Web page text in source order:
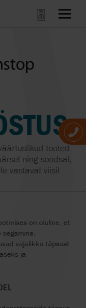
tooted
ning soodsal,
vastaval viisil.
on oluline, et
vajalikku täpsust
ja